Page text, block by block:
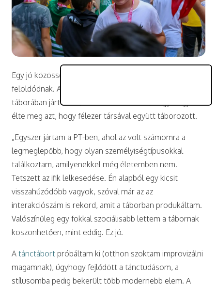
Egy jó közösségben a zárkózottabb gyerekek is
feloldódnak. A
táborában járt Alícia, aki beszámolt arról, hogy hogyan
élte meg azt, hogy félezer társával együtt táborozott.
„Egyszer jártam a PT-ben, ahol az volt számomra a
legmeglepőbb, hogy olyan személyiségtípusokkal
találkoztam, amilyenekkel még életemben nem.
Tetszett az ifik lelkesedése. Én alapból egy kicsit
visszahúzódóbb vagyok, szóval már az az
interakciószám is rekord, amit a táborban produkáltam.
Valószínűleg egy fokkal szociálisabb lettem a tábornak
köszönhetően, mint eddig. Ez jó.
A tánctábort próbáltam ki (otthon szoktam improvizálni
magamnak), úgyhogy fejlődött a tánctudásom, a
stílusomba pedig bekerült több modernebb elem. A